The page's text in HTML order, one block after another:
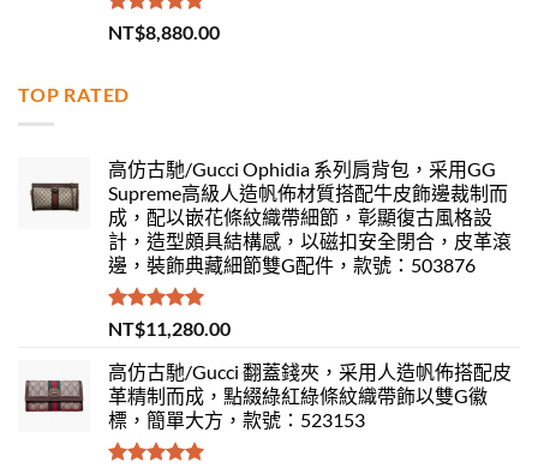
評分 5.00
滿分 5
NT$8,880.00
TOP RATED
高仿古馳/Gucci Ophidia 系列肩背包，采用GG
Supreme高級人造帆佈材質搭配牛皮飾邊裁制而
成，配以嵌花條紋織帶細節，彰顯復古風格設
計，造型頗具結構感，以磁扣安全閉合，皮革滾
邊，裝飾典藏細節雙G配件，款號：503876
評分5.00
滿分 5
NT$11,280.00
高仿古馳/Gucci 翻蓋錢夾，采用人造帆佈搭配皮
革精制而成，點綴綠紅綠條紋織帶飾以雙G徽
標，簡單大方，款號：523153